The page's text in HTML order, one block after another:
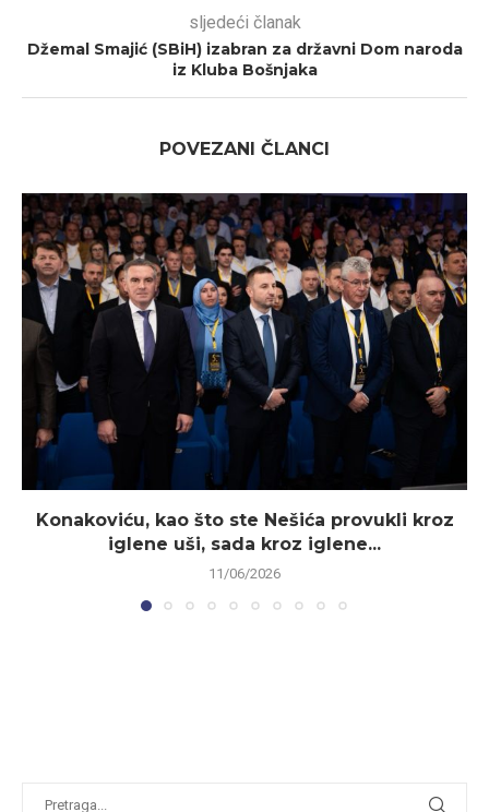
sljedeći članak
Džemal Smajić (SBiH) izabran za državni Dom naroda
iz Kluba Bošnjaka
POVEZANI ČLANCI
Konakoviću, kao što ste Nešića provukli kroz
iglene uši, sada kroz iglene...
11/06/2026